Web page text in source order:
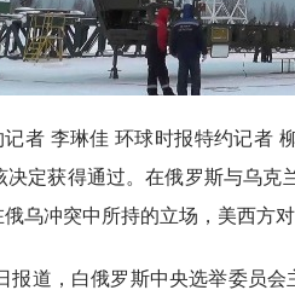
记者 李琳佳 环球时报特约记者
决定获得通过。在俄罗斯与乌
乌冲突中所持的立场，美西方
报道，白俄罗斯中央选举委员